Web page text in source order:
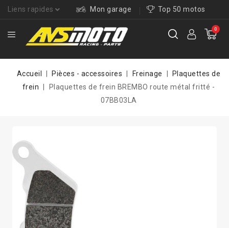
Liens rapides Mon garage Top 50 motos
0
Accueil Pièces - accessoires Freinage
Plaquettes de
frein
Plaquettes de frein BREMBO route métal fritté -
07BB03LA